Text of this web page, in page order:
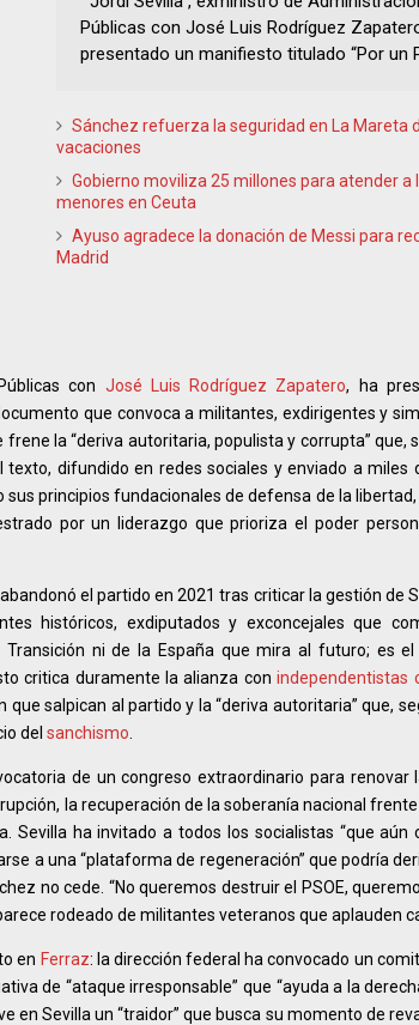
Públicas con José Luis Rodríguez
presentado un manifiesto titulado “Por un
Sánchez refuerza la seguridad en La Mareta
vacaciones
Gobierno moviliza 25 millones para atender a
menores en Ceuta
Ayuso agradece la donación de Messi para
Madrid
con José Luis Rodríguez Zapatero, ha
que convoca a militantes, exdirigentes y
la “deriva autoritaria, populista y corrupta” que,
texto, difundido en redes sociales y enviado a miles
principios fundacionales de defensa de la libertad,
por un liderazgo que prioriza el poder
el partido en 2021 tras criticar la gestión de
históricos, exdiputados y exconcejales que
ni de la España que mira al futuro; es
critica duramente la alianza conindependentistas
que salpican al partido y la “deriva autoritaria” que,
del sanchismo
de un congreso extraordinario para renovar
la recuperación de la soberanía nacional
Sevilla ha invitado a todos los socialistas “que aún
a una “plataforma de regeneración” que podría
no cede. “No queremos destruir el PSOE,
rodeado de militantes veteranos que aplauden
en Ferraz: la dirección federal ha convocado un
de “ataque irresponsable” que “ayuda a la
en Sevilla un “traidor” que busca su momento de